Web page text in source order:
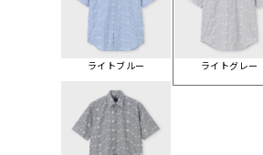
ライトブルー ライトグレー